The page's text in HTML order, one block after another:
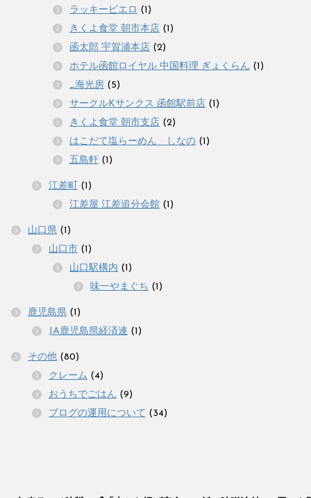
ラッキーピエロ (1)
きくよ食堂 朝市本店 (1)
函太郎 宇賀浦本店 (2)
ホテル函館ロイヤル 中国料理 ぎょくらん (1)
_海光房 (5)
サークルKサンクス 函館駅前店 (1)
きくよ食堂 朝市支店 (2)
はこだて塩らーめん しなの (1)
五島軒 (1)
江差町 (1)
江差屋 江差追分会館 (1)
山口県 (1)
山口市 (1)
山口駅構内 (1)
味一やまぐち (1)
鹿児島県 (1)
JA鹿児島県経済連 (1)
その他 (80)
クレーム (4)
おうちでごはん (9)
ブログの運用について (34)